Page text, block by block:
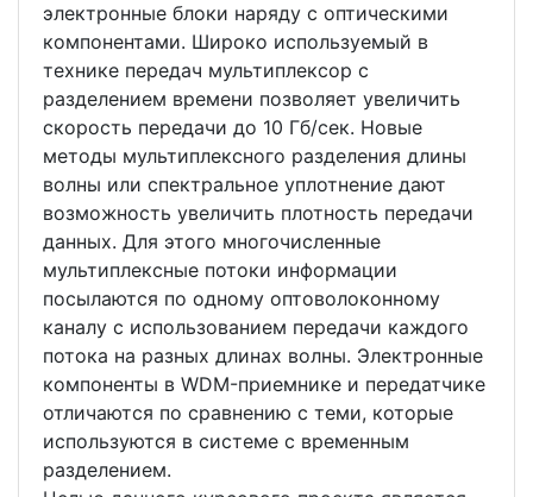
электронные блоки наряду с оптическими
компонентами. Широко используемый в
технике передач мультиплексор с
разделением времени позволяет увеличить
скорость передачи до 10 Гб/сек. Новые
методы мультиплексного разделения длины
волны или спектральное уплотнение дают
возможность увеличить плотность передачи
данных. Для этого многочисленные
мультиплексные потоки информации
посылаются по одному оптоволоконному
каналу с использованием передачи каждого
потока на разных длинах волны. Электронные
компоненты в WDM-приемнике и передатчике
отличаются по сравнению с теми, которые
используются в системе с временным
разделением.